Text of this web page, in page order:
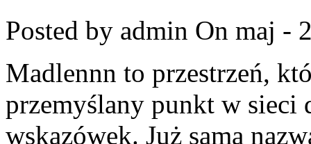
Posted by admin On maj -
Madlennn to przestrzeń,
przemyślany punkt w sieci
wskazówek. Już sama